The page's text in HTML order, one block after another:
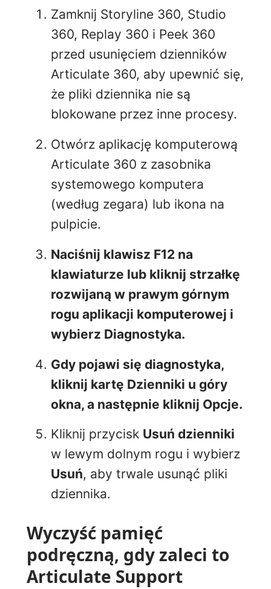
Zamknij Storyline 360, Studio
360, Replay 360 i Peek 360
przed usunięciem dzienników
Articulate 360, aby upewnić się,
że pliki dziennika nie są
blokowane przez inne procesy.
Otwórz aplikację komputerową
Articulate 360 z zasobnika
systemowego komputera
(według zegara) lub ikona na
pulpicie.
Naciśnij klawisz F12 na
klawiaturze lub kliknij strzałkę
rozwijaną w prawym górnym
rogu aplikacji komputerowej i
wybierz Diagnostyka.
Gdy pojawi się diagnostyka,
kliknij kartę Dzienniki u góry
okna, a następnie kliknij Opcje.
Kliknij przycisk Usuń dzienniki
w lewym dolnym rogu i wybierz
Usuń, aby trwale usunąć pliki
dziennika.
Wyczyść pamięć
podręczną, gdy zaleci to
Articulate Support